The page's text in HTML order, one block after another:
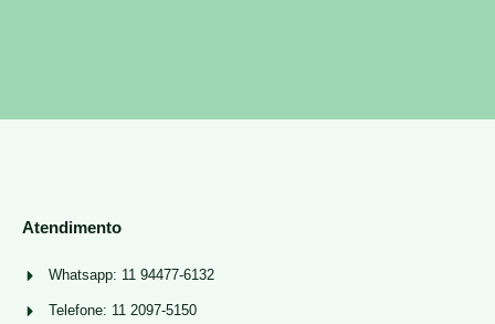
Atendimento
Whatsapp: 11 94477-6132
Telefone: 11 2097-5150